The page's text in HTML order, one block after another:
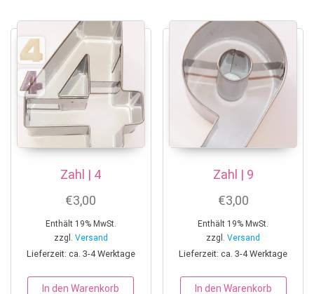
Zahl | 4
€3,00
Enthält 19% MwSt.
zzgl. Versand
Lieferzeit: ca. 3-4 Werktage
In den Warenkorb
Zahl | 9
€3,00
Enthält 19% MwSt.
zzgl.Versand
Lieferzeit: ca. 3-4 Werktage
In den Warenkorb